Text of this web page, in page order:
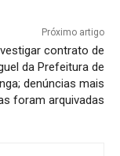
Próximo artigo
contrato de
da Prefeitura de
denúncias mais
foram arquivadas